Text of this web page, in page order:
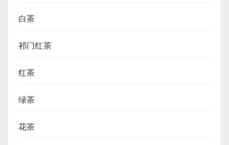
白茶
祁门红茶
红茶
绿茶
花茶